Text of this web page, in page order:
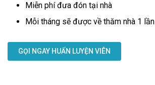
Miễn phí đưa đón tại nhà
Mỗi tháng sẽ được về thăm nhà 1 lần
GỌI NGAY HUẤN LUYỆN VIÊN